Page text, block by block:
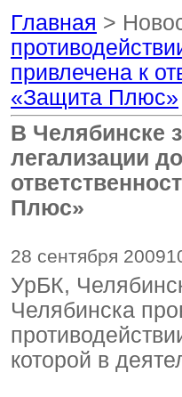
Главная >
привлечена к
«Защита Плюс»
В Челябинске
легализации
Плюс»
28 сентября 2009
УрБК,
Челябинска
которой в